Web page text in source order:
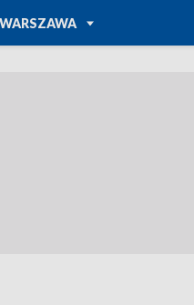
WARSZAWA
TVP REGIONY